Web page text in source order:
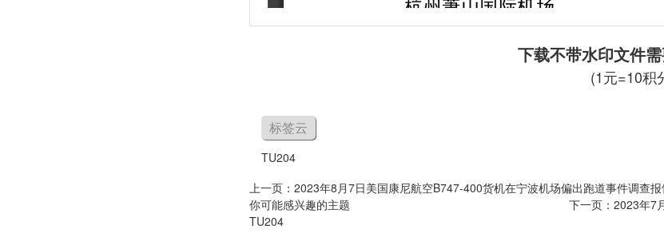
下载不带水印文件
(1元=10积
标签云
TU204
上一页： 2023年8月7日美国康尼航空B747-400货机在宁波机场偏出跑道事件调查
下一页： 2023年7
你可能感兴趣的主题
TU204